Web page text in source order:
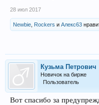
28 июл 2017
Newbie Rockers и Алекс63
Кузьма Петрович
Новичок на бирже
Пользователь
Вот спасибо за